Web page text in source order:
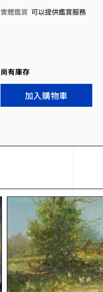
實體鑑賞 可以提供鑑賞服務
尚有庫存
加入購物車